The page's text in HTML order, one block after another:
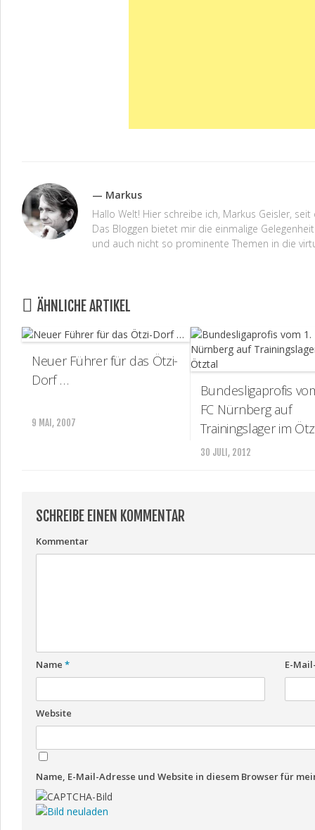
— Markus
Hallo Welt! Hier schreibe ich, Markus Geisler,
Das Bloggen bietet mir die einmalige
und auch nicht so prominente Themen in die
ÄHNLICHE ARTIKEL
Neuer Führer für das Ötzi-
Dorf …
9 MAI, 2007
Bundesligaprofis
FC Nürnberg auf
Trainingslager im
30 JULI, 2012
SCHREIBE EINEN KOMMENTAR
Kommentar
Name * E-
Website
Name, E-Mail-Adresse und Website in diesem Browser für